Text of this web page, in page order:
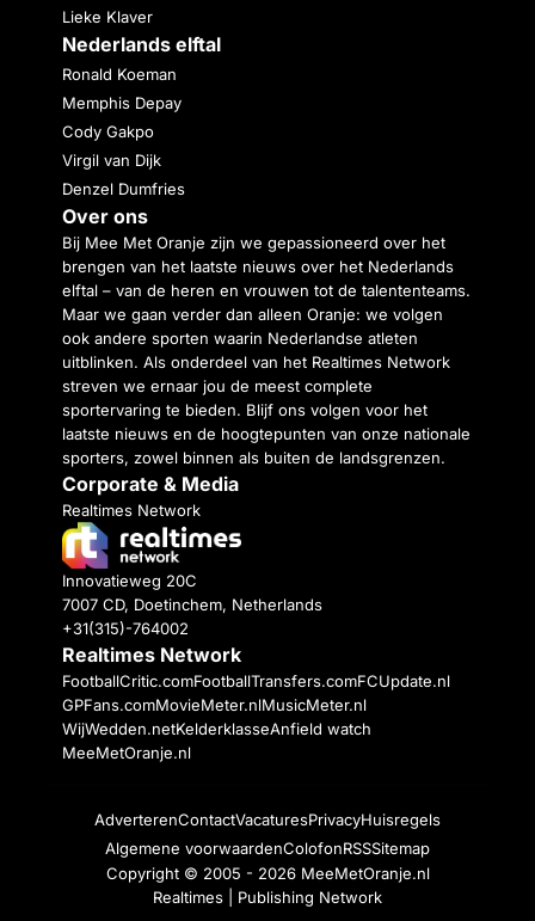
Lieke Klaver
Nederlands elftal
Ronald Koeman
Memphis Depay
Cody Gakpo
Virgil van Dijk
Denzel Dumfries
Over ons
Bij Mee Met Oranje zijn we gepassioneerd over het
brengen van het laatste nieuws over het Nederlands
elftal – van de heren en vrouwen tot de talententeams.
Maar we gaan verder dan alleen Oranje: we volgen
ook andere sporten waarin Nederlandse atleten
uitblinken. Als onderdeel van het Realtimes Network
streven we ernaar jou de meest complete
sportervaring te bieden. Blijf ons volgen voor het
laatste nieuws en de hoogtepunten van onze nationale
sporters, zowel binnen als buiten de landsgrenzen.
Corporate & Media
Realtimes Network
Innovatieweg 20C
7007 CD, Doetinchem, Netherlands
+31(315)-764002
Realtimes Network
FootballCritic.comFootballTransfers.comFCUpdate.nl
GPFans.comMovieMeter.nlMusicMeter.nl
WijWedden.netKelderklasseAnfield watch
MeeMetOranje.nl
AdverterenContactVacaturesPrivacyHuisregels
Algemene voorwaardenColofonRSSSitemap
Copyright © 2005 - 2026 MeeMetOranje.nl
Realtimes | Publishing Network